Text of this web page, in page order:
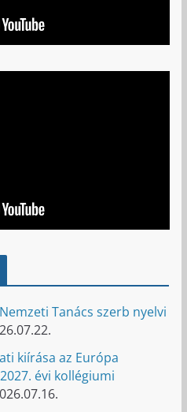
Tanács szerb nyelvi
kiírása az Európa
évi kollégiumi